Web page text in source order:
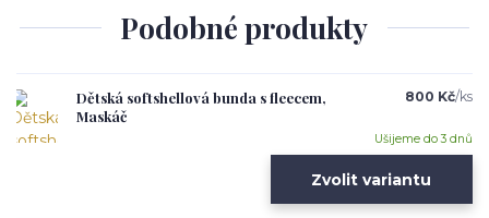
Podobné produkty
Dětská softshellová bunda s fleecem,
Maskáč
800 Kč/ks
Ušijeme do 3 dnů
Zvolit variantu